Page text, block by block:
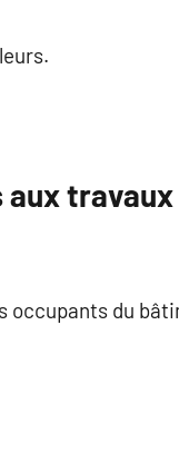
travaux
occupants du